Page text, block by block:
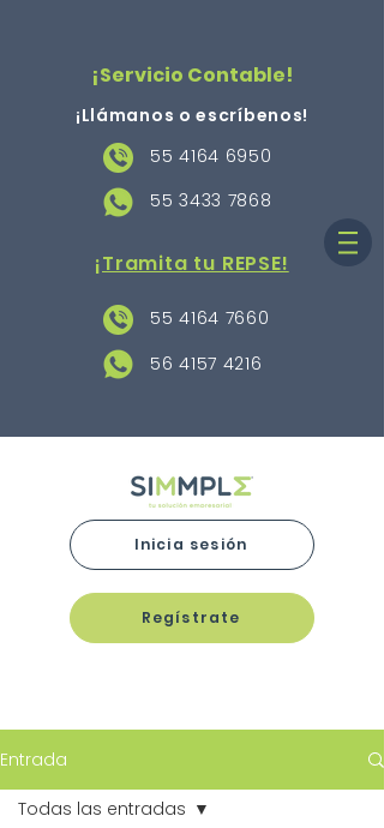
¡Servicio Contable!
¡Llámanos o escríbenos!
55 4164 6950
55 3433 7868
¡Tramita tu REPSE!
55 4164 7660
56 4157 4216
Inicia sesión
Regístrate
Entrada
Todas las entradas